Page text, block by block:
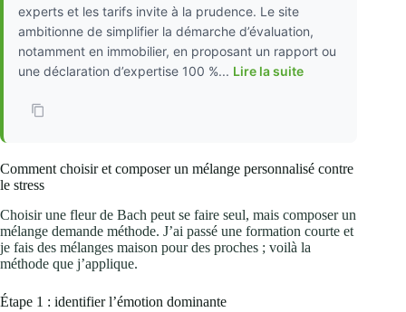
experts et les tarifs invite à la prudence. Le site
ambitionne de simplifier la démarche d’évaluation,
notamment en immobilier, en proposant un rapport ou
une déclaration d’expertise 100 %... Lire la suite
Comment choisir et composer un mélange personnalisé contre
le stress
Choisir une fleur de Bach peut se faire seul, mais composer un
mélange demande méthode. J’ai passé une formation courte et
je fais des mélanges maison pour des proches ; voilà la
méthode que j’applique.
Étape 1 : identifier l’émotion dominante